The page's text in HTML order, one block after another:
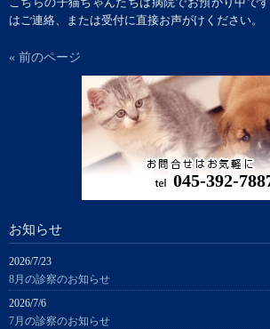
はご連絡、または受付に直接お声がけください。
« 前のページ
045-392-
お知らせ
2026/7/23
8月の診察のお知らせ
2026/7/6
7月の診察のお知らせ